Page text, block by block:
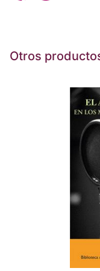
Otros